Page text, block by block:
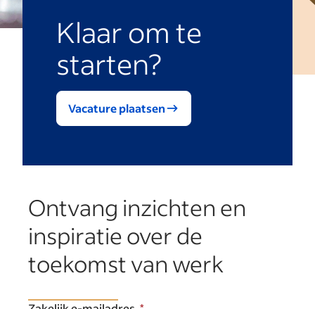
Klaar om te
starten?
Vacature plaatsen
Ontvang inzichten en
inspiratie over de
toekomst van werk